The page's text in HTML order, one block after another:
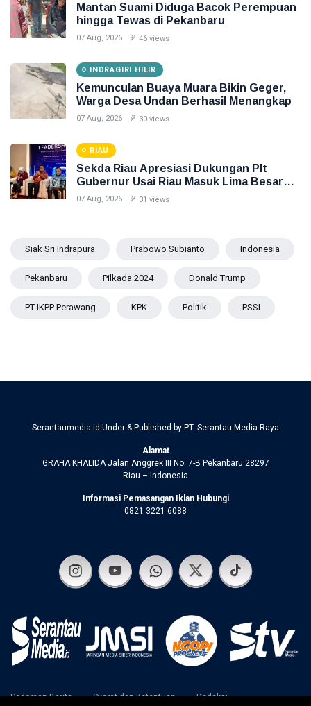
Mantan Suami Diduga Bacok Perempuan
hingga Tewas di Pekanbaru
07 Aug, 2026 46 views
INDRAGIRI HILIR
Kemunculan Buaya Muara Bikin Geger,
Warga Desa Undan Berhasil Menangkap
07 Aug, 2026 30 views
RIAU
Sekda Riau Apresiasi Dukungan Plt
Gubernur Usai Riau Masuk Lima Besar
ADLG Awards 2026
07 Aug, 2026 31 views
Siak Sri Indrapura Prabowo Subianto Indonesia
Pekanbaru Pilkada 2024 Donald Trump
PT IKPP Perawang KPK Politik PSSI
Serantaumedia.id Under & Published by PT. Serantau Media Raya
Alamat
GRAHA KHALIDA Jalan Anggrek III No. 7-B Pekanbaru 28297
Riau – Indonesia
Informasi Pemasangan Iklan Hubungi
0821 3221 6088
Pedoman Berita Syarat dan Ketentuan Redaksi